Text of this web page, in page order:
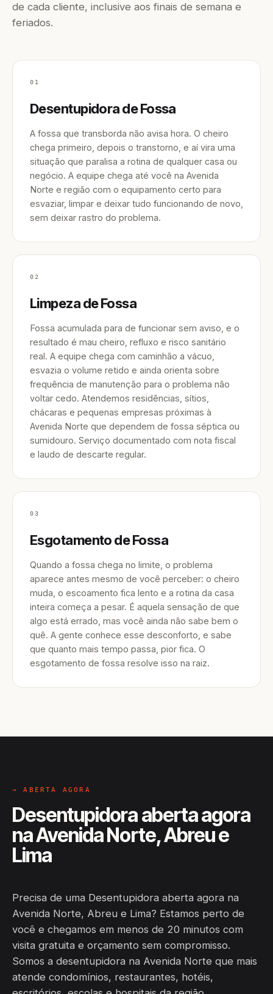
de cada cliente, inclusive aos finais de semana e
feriados.
01
Desentupidora de Fossa
A fossa que transborda não avisa hora. O cheiro
chega primeiro, depois o transtorno, e aí vira uma
situação que paralisa a rotina de qualquer casa ou
negócio. A equipe chega até você na Avenida
Norte e região com o equipamento certo para
esvaziar, limpar e deixar tudo funcionando de novo,
sem deixar rastro do problema.
02
Limpeza de Fossa
Fossa acumulada para de funcionar sem aviso, e o
resultado é mau cheiro, refluxo e risco sanitário
real. A equipe chega com caminhão a vácuo,
esvazia o volume retido e ainda orienta sobre
frequência de manutenção para o problema não
voltar cedo. Atendemos residências, sítios,
chácaras e pequenas empresas próximas à
Avenida Norte que dependem de fossa séptica ou
sumidouro. Serviço documentado com nota fiscal
e laudo de descarte regular.
03
Esgotamento de Fossa
Quando a fossa chega no limite, o problema
aparece antes mesmo de você perceber: o cheiro
muda, o escoamento fica lento e a rotina da casa
inteira começa a pesar. É aquela sensação de que
algo está errado, mas você ainda não sabe bem o
quê. A gente conhece esse desconforto, e sabe
que quanto mais tempo passa, pior fica. O
esgotamento de fossa resolve isso na raiz.
→ ABERTA AGORA
Desentupidora aberta agora
na Avenida Norte, Abreu e
Lima
Precisa de uma Desentupidora aberta agora na
Avenida Norte, Abreu e Lima? Estamos perto de
você e chegamos em menos de 20 minutos com
visita gratuita e orçamento sem compromisso.
Somos a desentupidora na Avenida Norte que mais
atende condomínios, restaurantes, hotéis,